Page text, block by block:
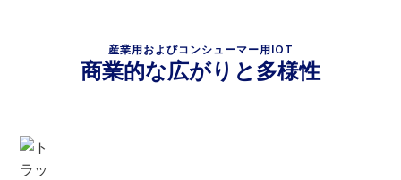
産業用およびコンシューマー用IOT
商業的な広がりと多様性